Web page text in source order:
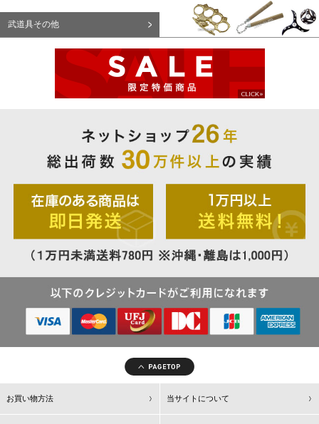
武道具その他
お買い物方法 当サイトについて